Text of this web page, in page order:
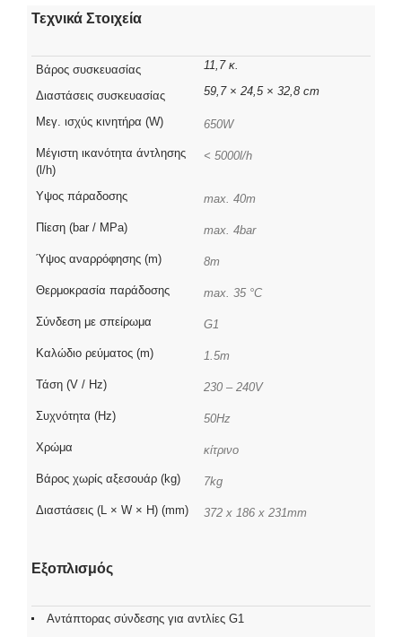
Τεχνικά Στοιχεία
Βάρος συσκευασίας 11,7 κ.
Διαστάσεις συσκευασίας 59,7 × 24,5 × 32,8 cm
Μεγ. ισχύς κινητήρα (W) 650W
Μέγιστη ικανότητα άντλησης
(l/h)
< 5000l/h
Υψος πάραδοσης max. 40m
Πίεση (bar / MPa) max. 4bar
Ύψος αναρρόφησης (m) 8m
Θερμοκρασία παράδοσης max. 35 °C
Σύνδεση με σπείρωμα G1
Καλώδιο ρεύματος (m) 1.5m
Τάση (V / Hz) 230 – 240V
Συχνότητα (Hz) 50Hz
Χρώμα κίτρινο
Βάρος χωρίς αξεσουάρ (kg) 7kg
Διαστάσεις (L × W × H) (mm) 372 x 186 x 231mm
Εξοπλισμός
Αντάπτορας σύνδεσης για αντλίες G1